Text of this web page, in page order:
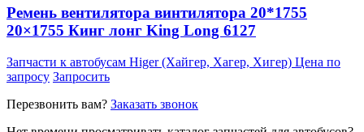
Ремень вентилятора винтилятора 20*1755
20×1755 Кинг лонг King Long 6127
Запчасти к автобусам Higer (Хайгер, Хагер, Хигер) Цена по
запросу Запросить
Перезвонить вам? Заказать звонок